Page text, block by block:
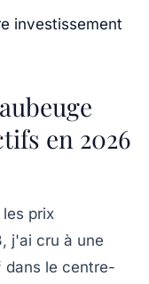
investissement
en 2026
prix
j'ai cru à une
dans le centre-